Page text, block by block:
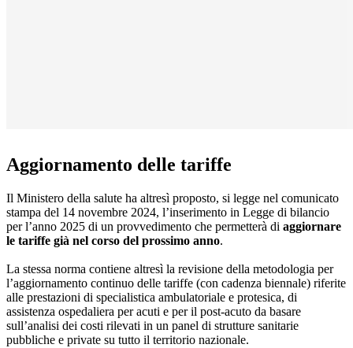
Aggiornamento delle tariffe
Il Ministero della salute ha altresì proposto, si legge nel comunicato
stampa del 14 novembre 2024, l’inserimento in Legge di bilancio
per l’anno 2025 di un provvedimento che permetterà di aggiornare
le tariffe già nel corso del prossimo anno.
La stessa norma contiene altresì la revisione della metodologia per
l’aggiornamento continuo delle tariffe (con cadenza biennale) riferite
alle prestazioni di specialistica ambulatoriale e protesica, di
assistenza ospedaliera per acuti e per il post-acuto da basare
sull’analisi dei costi rilevati in un panel di strutture sanitarie
pubbliche e private su tutto il territorio nazionale.